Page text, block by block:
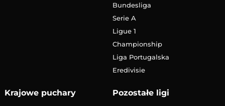
Bundesliga
Serie A
Ligue 1
Championship
Liga Portugalska
Eredivisie
Krajowe puchary Pozostałe ligi